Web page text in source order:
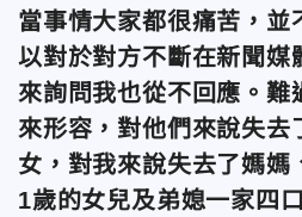
當事情大家都很痛苦，並
以對於對方不斷在新聞媒
來詢問我也從不回應。難
來形容，對他們來說失去
女，對我來說失去了媽媽
1歲的女兒及弟媳一家四